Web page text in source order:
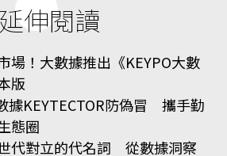
延伸閱讀
場！大數據推出《KEYPO大數
版
據KEYTECTOR防偽冒 攜手勤
態圈
代對立的代名詞 從數據洞察